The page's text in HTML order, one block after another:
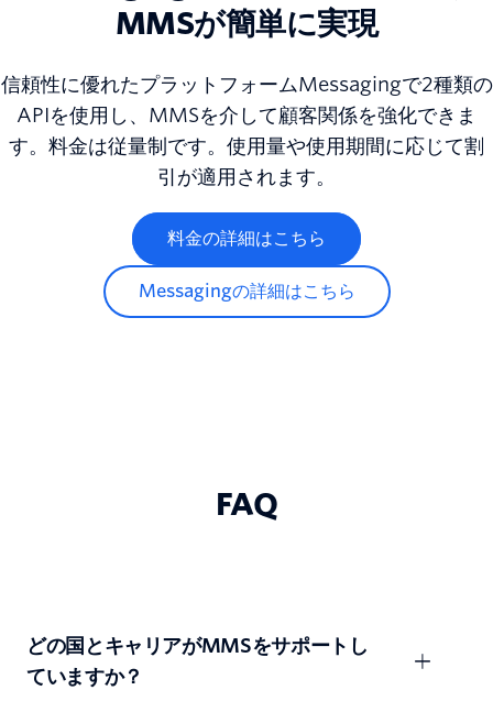
MMSが簡単に実現
信頼性に優れたプラットフォームMessagingで2種類の
APIを使用し、MMSを介して顧客関係を強化できま
す。料金は従量制です。使用量や使用期間に応じて割
引が適用されます。
料金の詳細はこちら
Messagingの詳細はこちら
FAQ
どの国とキャリアがMMSをサポートし
ていますか？